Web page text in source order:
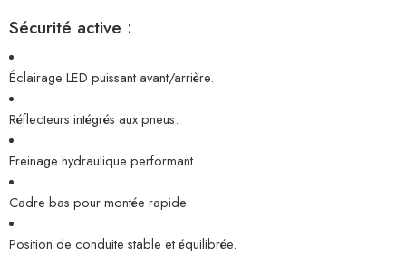
Sécurité active :
Éclairage LED puissant avant/arrière.
Réflecteurs intégrés aux pneus.
Freinage hydraulique performant.
Cadre bas pour montée rapide.
Position de conduite stable et équilibrée.